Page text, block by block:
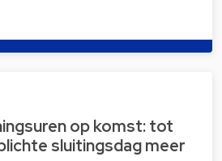
op komst: tot
sluitingsdag meer